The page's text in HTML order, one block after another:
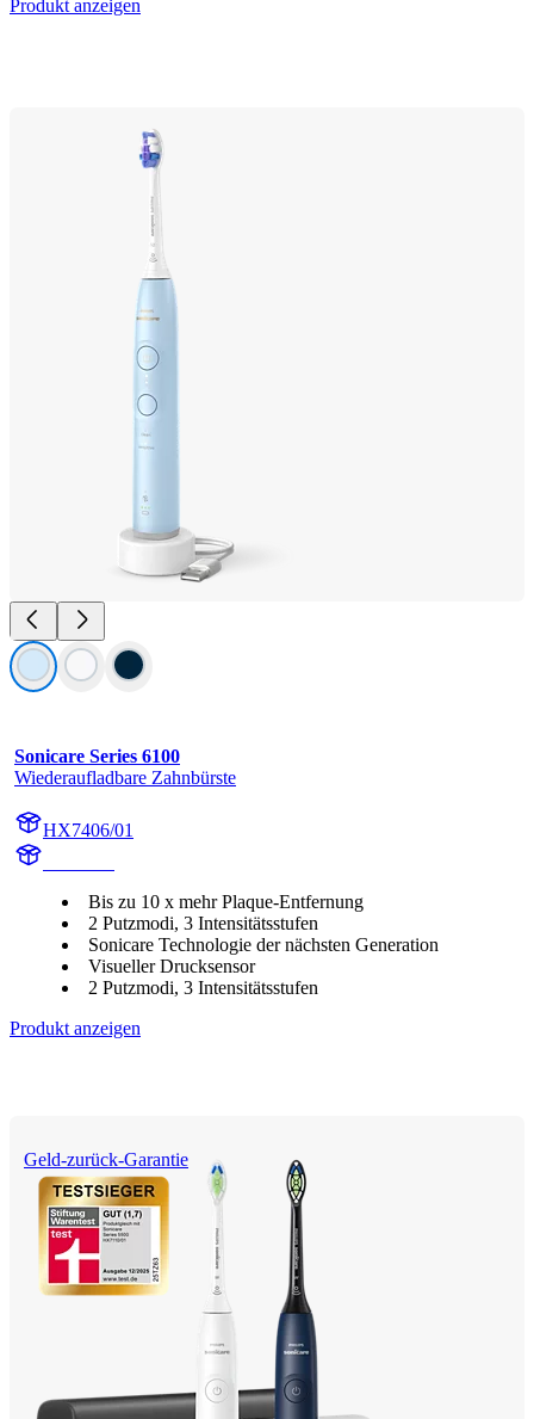
Produkt anzeigen
Sonicare Series 6100
Wiederaufladbare Zahnbürste
HX7406/01
Bis zu 10 x mehr Plaque-Entfernung
2 Putzmodi, 3 Intensitätsstufen
Sonicare Technologie der nächsten Generation
Visueller Drucksensor
2 Putzmodi, 3 Intensitätsstufen
Produkt anzeigen
Geld-zurück-Garantie